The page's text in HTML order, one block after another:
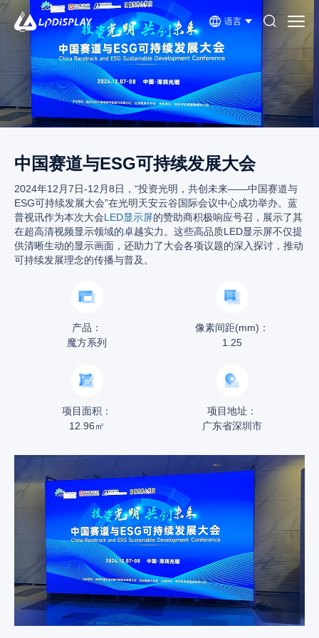
语言
中国赛道与ESG可持续发展大会
2024年12月7日-12月8日，“投资光明，共创未来——中国赛道与
ESG可持续发展大会”在光明天安云谷国际会议中心成功举办。蓝
普视讯作为本次大会LED显示屏的赞助商积极响应号召，展示了其
在超高清视频显示领域的卓越实力。这些高品质LED显示屏不仅提
供清晰生动的显示画面，还助力了大会各项议题的深入探讨，推动
可持续发展理念的传播与普及。
产品：
魔方系列
像素间距(mm)：
1.25
项目面积：
12.96㎡
项目地址：
广东省深圳市